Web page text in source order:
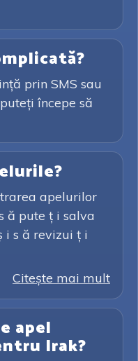
prin SMS sau
începe să
apelurilor
ă pute ț i salva
i s ă revizui ț i
Citeşte mai mult
apel
Irak?